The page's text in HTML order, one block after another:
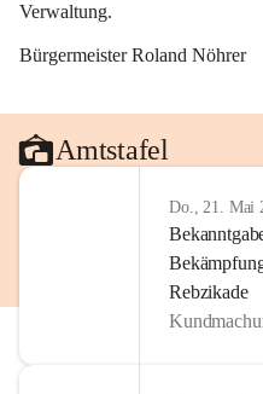
Verwaltung.
Bürgermeister Roland Nöhrer
Amtstafel
Do., 21. Mai
Rebzikade